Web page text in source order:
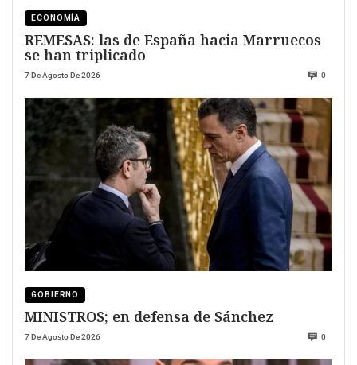
ECONOMÍA
REMESAS: las de España hacia Marruecos
se han triplicado
7 De Agosto De 2026 0
GOBIERNO
MINISTROS; en defensa de Sánchez
7 De Agosto De 2026 0